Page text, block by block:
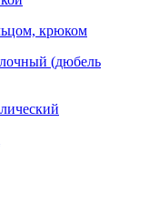
крюком
(дюбель